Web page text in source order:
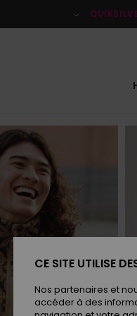
CE SITE UTILISE
Nos partenaires et
accéder à des